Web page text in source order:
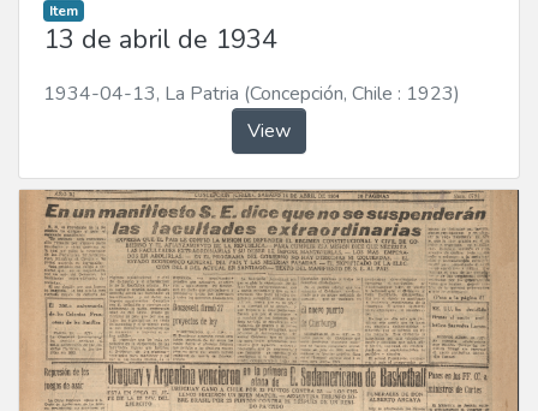
Item
13 de abril de 1934
1934-04-13, La Patria (Concepción, Chile : 1923)
View